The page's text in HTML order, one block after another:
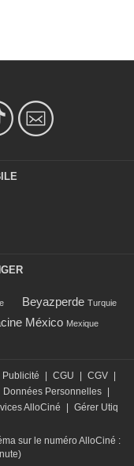
Beyazperde Turquie
México Mexique
Publicité | CGU | CGV |
Données Personnelles |
AlloCiné | Gérer Utiq
sur le numéro AlloCiné :